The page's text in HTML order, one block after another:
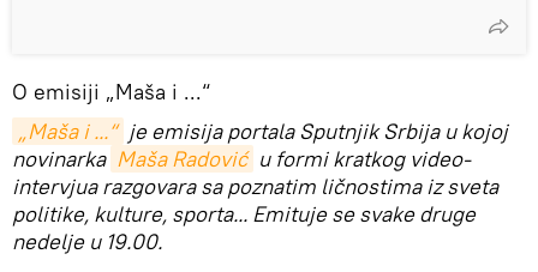
O emisiji „Maša i ...“
„Maša i ...“ je emisija portala Sputnjik Srbija u kojoj
novinarka Maša Radović u formi kratkog video-
intervjua razgovara sa poznatim ličnostima iz sveta
politike, kulture, sporta... Emituje se svake druge
nedelje u 19.00.